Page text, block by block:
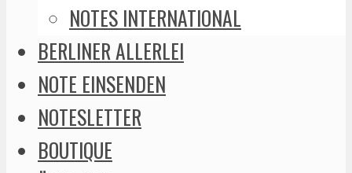
NOTES INTERNATIONAL
BERLINER ALLERLEI
NOTE EINSENDEN
NOTESLETTER
BOUTIQUE